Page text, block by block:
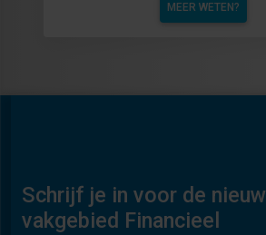
MEER WETEN?
Schrijf je in voor de
vakgebied Financieel